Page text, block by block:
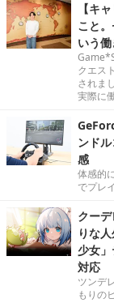
【キ
こと
いう
クエス
されま
実際に
ンド
感
体感的
でプレ
クー
りな
少女
対応
ツンデ
もりの